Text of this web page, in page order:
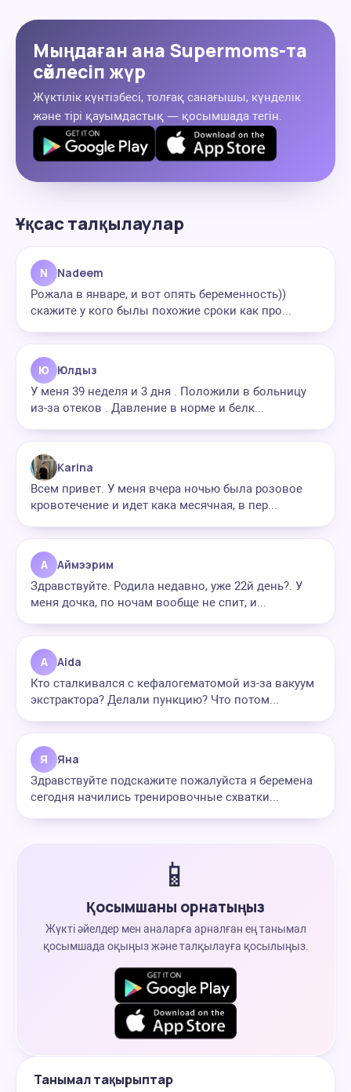
Мыңдаған ана Supermoms-та
сөйлесіп жүр
Жүктілік күнтізбесі, толғақ санағышы, күнделік
және тірі қауымдастық — қосымшада тегін.
Ұқсас талқылаулар
N Nadeem
Рожала в январе, и вот опять беременность))
скажите у кого былы похожие сроки как про...
Ю Юлдыз
У меня 39 неделя и 3 дня . Положили в больницу
из-за отеков . Давление в норме и белк...
Karina
Всем привет. У меня вчера ночью была розовое
кровотечение и идет кака месячная, в пер...
А Аймээрим
Здравствуйте. Родила недавно, уже 22й день?. У
меня дочка, по ночам вообще не спит, и...
A Aida
Кто сталкивался с кефалогематомой из-за вакуум
экстрактора? Делали пункцию? Что потом...
Я Яна
Здравствуйте подскажите пожалуйста я беремена
сегодня начились тренировочные схватки...
📱
Қосымшаны орнатыңыз
Жүкті әйелдер мен аналарға арналған ең танымал
қосымшада оқыңыз және талқылауға қосылыңыз.
Танымал тақырыптар